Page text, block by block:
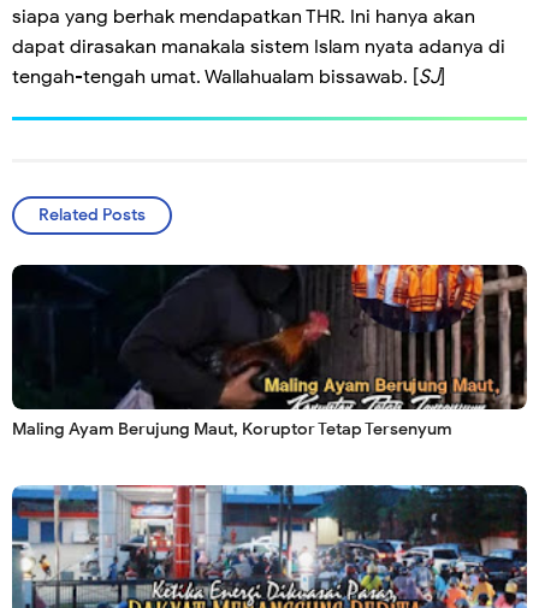
siapa yang berhak mendapatkan THR. Ini hanya akan
dapat dirasakan manakala sistem Islam nyata adanya di
tengah-tengah umat. Wallahualam bissawab. [SJ]
Related Posts
Maling Ayam Berujung Maut, Koruptor Tetap Tersenyum